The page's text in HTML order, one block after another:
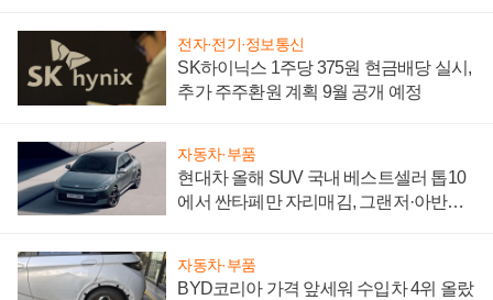
전자·전기·정보통신
SK하이닉스 1주당 375원 현금배당 실시,
추가 주주환원 계획 9월 공개 예정
자동차·부품
현대차 올해 SUV 국내 베스트셀러 톱10
에서 싼타페만 자리매김, 그랜저·아반떼
자동차·부품
BYD코리아 가격 앞세워 수입차 4위 올랐